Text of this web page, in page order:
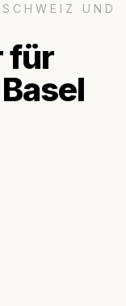
UND
für